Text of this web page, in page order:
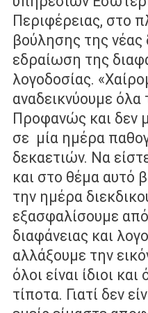
Περιφέρειας, στο
βούλησης της νέας
εδραίωση της
λογοδοσίας.
αναδεικνύουμε όλα
Προφανώς και δεν
σε μία ημέρα
δεκαετιών. Να
και στο θέμα αυτό
την ημέρα
εξασφαλίσουμε
διαφάνειας και
αλλάξουμε την
όλοι είναι ίδιοι και
τίποτα. Γιατί δεν